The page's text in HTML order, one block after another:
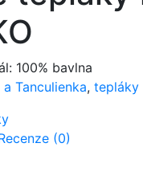
100% bavlna
Tanculienka, tepláky
(0)